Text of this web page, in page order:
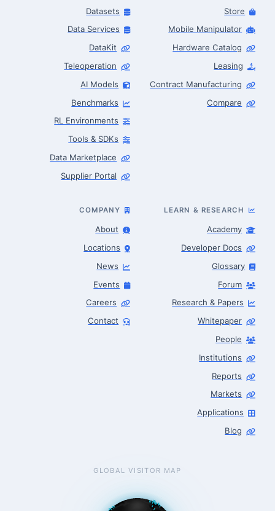
Store
Mobile Manipulator
Hardware Catalog
Leasing
Contract Manufacturing
Compare
Datasets
Data Services
DataKit
Teleoperation
AI Models
Benchmarks
RL Environments
Tools & SDKs
Data Marketplace
Supplier Portal
LEARN & RESEARCH
Academy
Developer Docs
Glossary
Forum
Research & Papers
Whitepaper
People
Institutions
Reports
Markets
Applications
Blog
COMPANY
About
Locations
News
Events
Careers
Contact
GLOBAL VISITOR MAP
Robotics Advisor